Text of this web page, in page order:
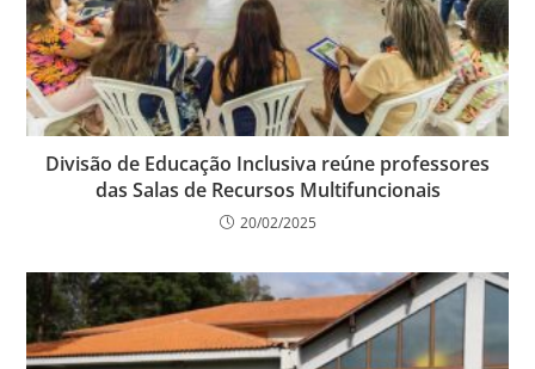
Divisão de Educação Inclusiva reúne professores
das Salas de Recursos Multifuncionais
20/02/2025